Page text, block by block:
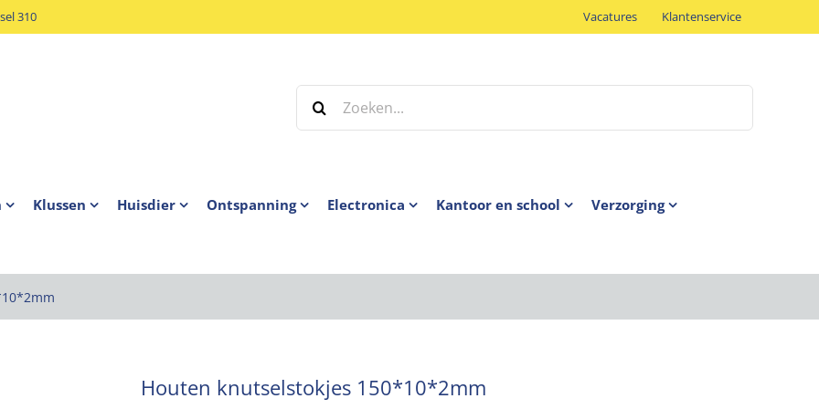
310 Vacatures Klantenservice
Zoeken
naar:
Klussen Huisdier Ontspanning Electronica Kantoor en school Verzorging
Houten knutselstokjes 150*10*2mm